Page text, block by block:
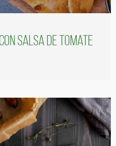
salsa de tomate